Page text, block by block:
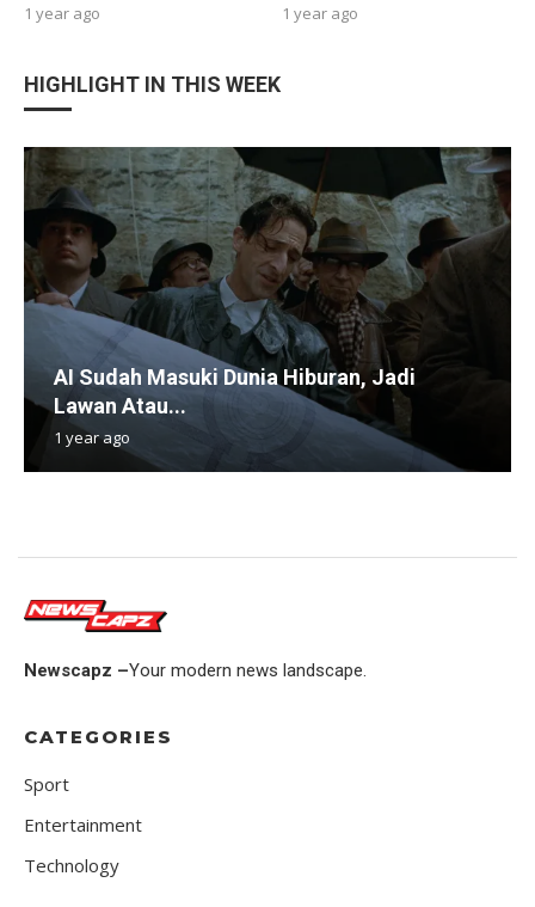
1 year ago
1 year ago
HIGHLIGHT IN THIS WEEK
AI Sudah Masuki Dunia Hiburan, Jadi
Lawan Atau...
1 year ago
Newscapz –Your modern news landscape.
CATEGORIES
Sport
Entertainment
Technology